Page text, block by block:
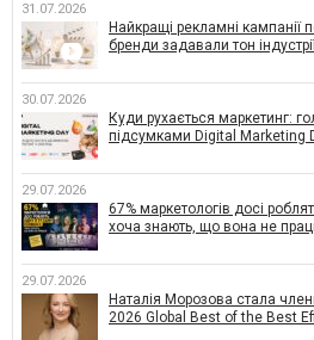
31.07.2026
Найкращі рекламні кампанії
бренди задавали тон
30.07.2026
Куди рухається маркетинг:
підсумками Digital Marketing
29.07.2026
67% маркетологів досі
хоча знають, що вона не
29.07.2026
Наталія Морозова стала
2026 Global Best of the Best